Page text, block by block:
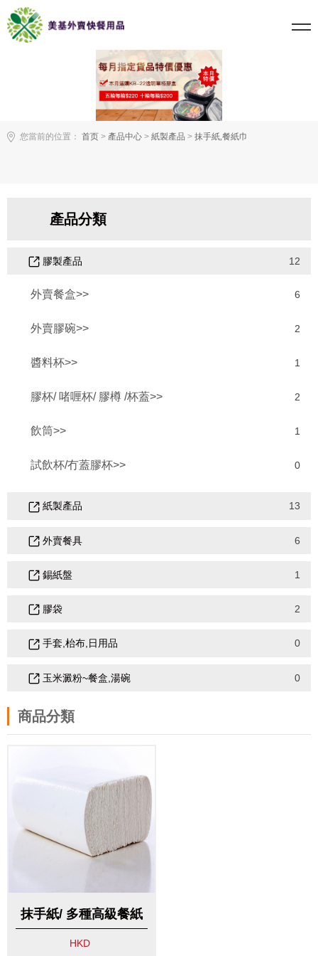
您當前的位置： 首页 > 產品中心 > 紙製產品 > 抹手紙,餐紙巾
產品分類
膠製產品 12
外賣餐盒>> 6
外賣膠碗>> 2
醬料杯>> 1
膠杯/ 啫喱杯/ 膠樽 /杯蓋>> 2
飲筒>> 1
試飲杯/冇蓋膠杯>> 0
紙製產品 13
外賣餐具 6
錫紙盤 1
膠袋 2
手套,枱布,日用品 0
玉米澱粉~餐盒,湯碗 0
商品分類
抹手紙/ 多種高級餐紙
巾
HKD